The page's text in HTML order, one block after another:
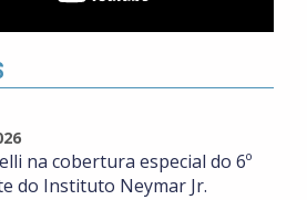
na cobertura especial do 6º
do Instituto Neymar Jr.